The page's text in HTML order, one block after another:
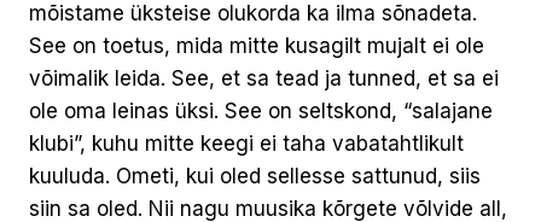
mõistame üksteise olukorda ka ilma sõnadeta.
See on toetus, mida mitte kusagilt mujalt ei ole
võimalik leida. See, et sa tead ja tunned, et sa ei
ole oma leinas üksi. See on seltskond, “salajane
klubi”, kuhu mitte keegi ei taha vabatahtlikult
kuuluda. Ometi, kui oled sellesse sattunud, siis
siin sa oled. Nii nagu muusika kõrgete võlvide all,